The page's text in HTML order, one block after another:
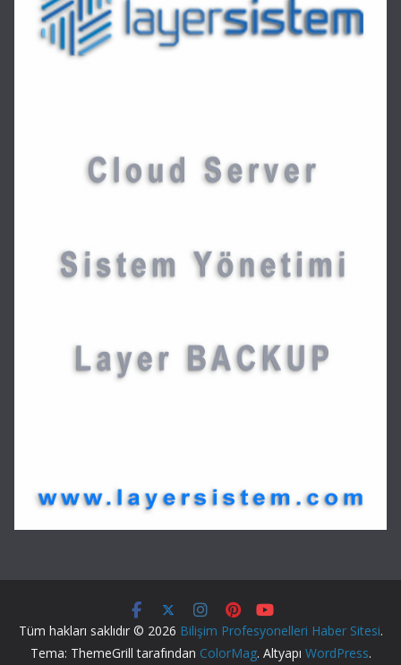
Tüm hakları saklıdır © 2026 Bilişim Profesyonelleri Haber Sitesi.
Tema: ThemeGrill tarafından ColorMag. Altyapı WordPress.